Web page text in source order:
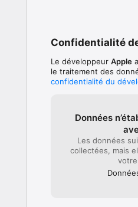
-Associez des actions
personnalisées aux
Confidentialité
Le développeur Apple
le traitement des
confidentialité du
Données
Les données
collectées, mais